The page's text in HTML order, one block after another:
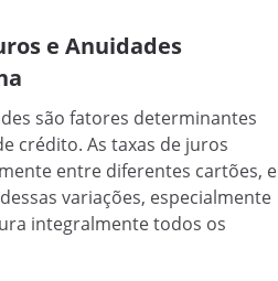
e Anuidades
são fatores determinantes
crédito. As taxas de juros
entre diferentes cartões, e
variações, especialmente
integralmente todos os